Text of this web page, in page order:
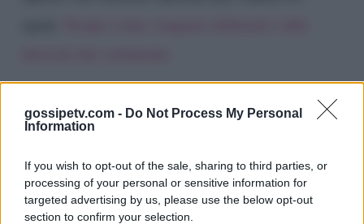
gossipetv.com - Do Not Process My Personal
Information
If you wish to opt-out of the sale, sharing to third parties, or
processing of your personal or sensitive information for
targeted advertising by us, please use the below opt-out
section to confirm your selection.